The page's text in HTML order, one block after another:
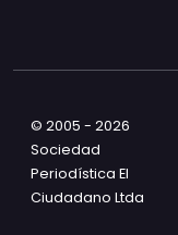
© 2005 - 2026
Sociedad
Periodística El
Ciudadano Ltda